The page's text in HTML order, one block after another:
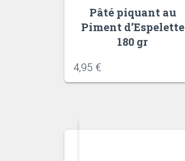
Pâté piquant au
Piment d’Espelette
180 gr
4,95 €